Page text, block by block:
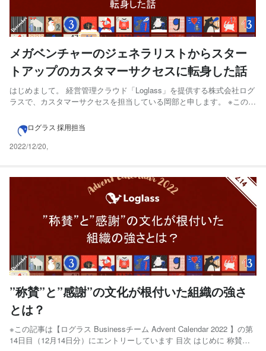
メガベンチャーのジェネラリストからスター
トアップのカスタマーサクセスに転身した話
はじめまして。 経営管理クラウド「Loglass」を提供する株式会社ログ
ラスで、カスタマーサクセスを担当している岡部と申します。 ※この記
（12/18分）にエントリーしています 本記事は、メガベンチャーのジェ
ネラリスト...
ログラス 採用担当
2022/12/20,
”称賛”と”感謝”の文化が根付いた組織の強さ
とは？
※この記事は【ログラス Businessチーム Advent Calendar 2022 】の第
14日目（12月14日分）にエントリーしています 目次 はじめに 称賛と